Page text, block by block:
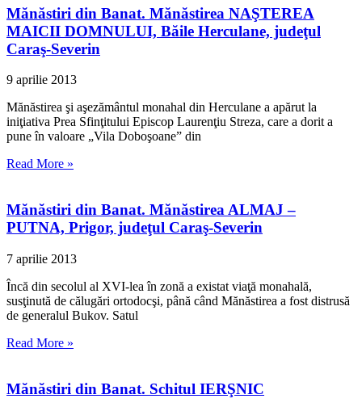
Mănăstiri din Banat. Mănăstirea NAŞTEREA
MAICII DOMNULUI, Băile Herculane, judeţul
Caraş-Severin
9 aprilie 2013
Mănăstirea şi aşezământul monahal din Herculane a apărut la
iniţiativa Prea Sfinţitului Episcop Laurenţiu Streza, care a dorit a
pune în valoare „Vila Doboşoane” din
Read More »
Mănăstiri din Banat. Mănăstirea ALMAJ –
PUTNA, Prigor, judeţul Caraş-Severin
7 aprilie 2013
Încă din secolul al XVI-lea în zonă a existat viaţă monahală,
susţinută de călugări ortodocşi, până când Mănăstirea a fost distrusă
de generalul Bukov. Satul
Read More »
Mănăstiri din Banat. Schitul IERŞNIC